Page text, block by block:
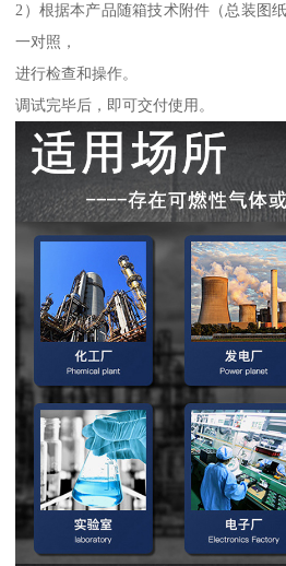
2）根据本产品随箱技术附件（总装图
一对照，
进行检查和操作。
调试完毕后，即可交付使用。